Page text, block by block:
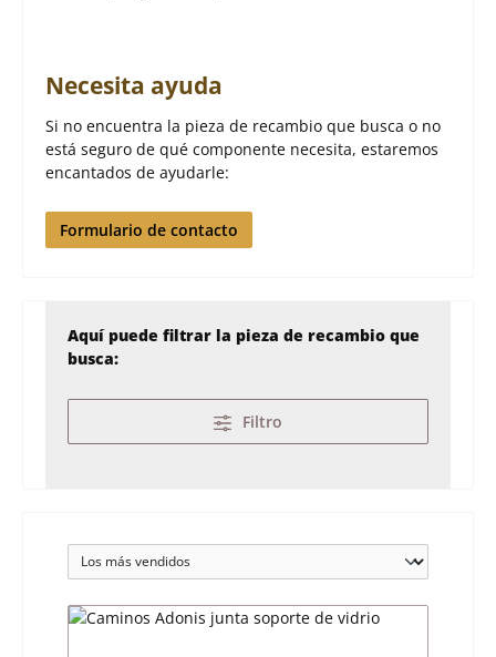
Necesita ayuda
Si no encuentra la pieza de recambio que busca o no
está seguro de qué componente necesita, estaremos
encantados de ayudarle:
Formulario de contacto
Aquí puede filtrar la pieza de recambio que
busca:
Filtro